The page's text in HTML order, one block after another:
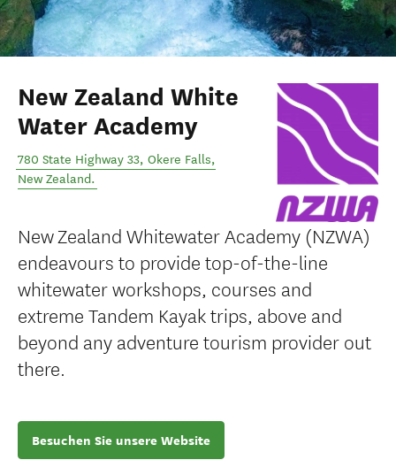
New Zealand White
Water Academy
780 State Highway 33, Okere Falls,
New Zealand.
New Zealand Whitewater Academy (NZWA)
endeavours to provide top-of-the-line
whitewater workshops, courses and
extreme Tandem Kayak trips, above and
beyond any adventure tourism provider out
there.
Besuchen Sie unsere Website